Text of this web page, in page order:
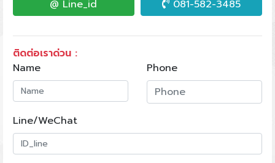
@ Line_id 081-582-3485
ติดต่อเราด่วน :
Name
Phone
Line/WeChat